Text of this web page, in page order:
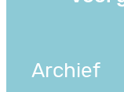
Archief